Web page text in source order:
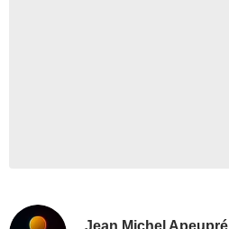
Jean Michel Apeupré